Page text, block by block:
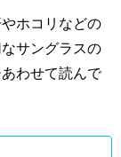
ホコリなどの
サングラスの
わせて読んで